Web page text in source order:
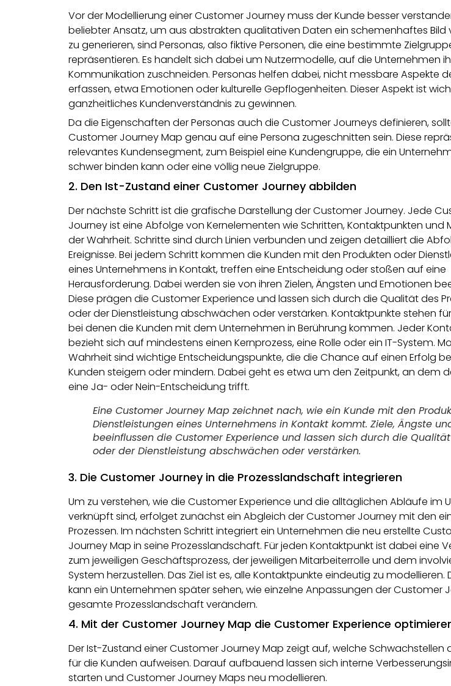
Vor der Modellierung einer Customer Journey muss der Kunde besser
beliebter Ansatz, um aus abstrakten qualitativen Daten ein schemenhaftes Bild
zu generieren, sind Personas, also fiktive Personen, die eine bestimmte
repräsentieren. Es handelt sich dabei um Nutzermodelle, auf die Unternehmen
Kommunikation zuschneiden. Personas helfen dabei, nicht messbare Aspekte
erfassen, etwa Emotionen oder kulturelle Gepflogenheiten. Dieser Aspekt ist
ganzheitliches Kundenverständnis zu gewinnen.
Da die Eigenschaften der Personas auch die Customer Journeys definieren,
Customer Journey Map genau auf eine Persona zugeschnitten sein. Diese
relevantes Kundensegment, zum Beispiel eine Kundengruppe, die ein
schwer binden kann oder eine völlig neue Zielgruppe.
2. Den Ist-Zustand einer Customer Journey abbilden
Der nächste Schritt ist die grafische Darstellung der Customer Journey. Jede
Journey ist eine Abfolge von Kernelementen wie Schritten, Kontaktpunkten und
der Wahrheit. Schritte sind durch Linien verbunden und zeigen detailliert die
Ereignisse. Bei jedem Schritt kommen die Kunden mit den Produkten oder
eines Unternehmens in Kontakt, treffen eine Entscheidung oder stoßen auf eine
Herausforderung. Dabei werden sie von ihren Zielen, Ängsten und Emotionen
Diese prägen die Customer Experience und lassen sich durch die Qualität des
oder der Dienstleistung abschwächen oder verstärken. Kontaktpunkte stehen
bei denen die Kunden mit dem Unternehmen in Berührung kommen. Jeder
bezieht sich auf mindestens einen Kernprozess, eine Rolle oder ein IT-System.
Wahrheit sind wichtige Entscheidungspunkte, die die Chance auf einen Erfolg
Kunden steigern oder mindern. Dabei geht es etwa um den Zeitpunkt, an dem
eine Ja- oder Nein-Entscheidung trifft.
Eine Customer Journey Map zeichnet nach, wie ein Kunde mit den
Dienstleistungen eines Unternehmens in Kontakt kommt. Ziele, Ängste
beeinflussen die Customer Experience und lassen sich durch die
oder der Dienstleistung abschwächen oder verstärken.
3. Die Customer Journey in die Prozesslandschaft integrieren
Um zu verstehen, wie die Customer Experience und die alltäglichen Abläufe im
verknüpft sind, erfolget zunächst ein Abgleich der Customer Journey mit den
Prozessen. Im nächsten Schritt integriert ein Unternehmen die neu erstellte
Journey Map in seine Prozesslandschaft. Für jeden Kontaktpunkt ist dabei eine
zum jeweiligen Geschäftsprozess, der jeweiligen Mitarbeiterrolle und dem
System herzustellen. Das Ziel ist es, alle Kontaktpunkte eindeutig zu modellieren.
kann ein Unternehmen später sehen, wie einzelne Anpassungen der Customer
gesamte Prozesslandschaft verändern.
4. Mit der Customer Journey Map die Customer Experience
Der Ist-Zustand einer Customer Journey Map zeigt auf, welche Schwachstellen
für die Kunden aufweisen. Darauf aufbauend lassen sich interne
starten und Customer Journey Maps neu modellieren.